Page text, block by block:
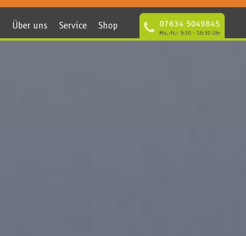
Über uns Service Shop 07634 5049845
Mo.-Fr.: 9:30 - 16:30 Uhr